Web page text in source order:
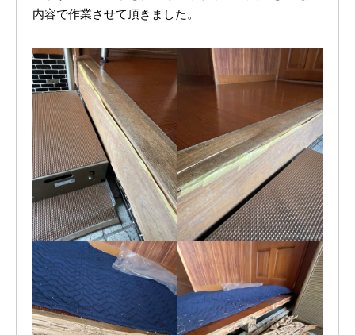
内容で作業させて頂きました。